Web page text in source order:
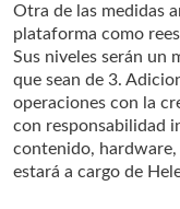
Otra de las medidas
plataforma como
Sus niveles serán un
que sean de 3.
operaciones con la
con responsabilidad
contenido,
estará a cargo de